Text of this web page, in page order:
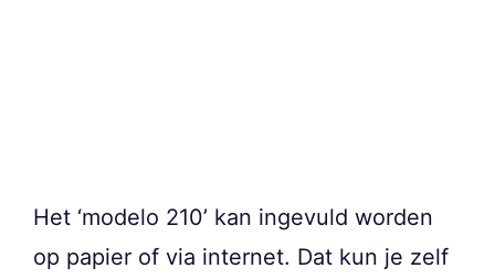
Het ‘modelo 210’ kan ingevuld worden
op papier of via internet. Dat kun je zelf